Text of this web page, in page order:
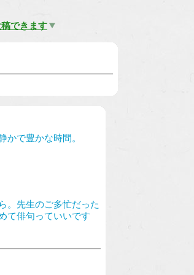
できます
かで豊かな時間。
。先生のご多忙だった
て俳句っていいです